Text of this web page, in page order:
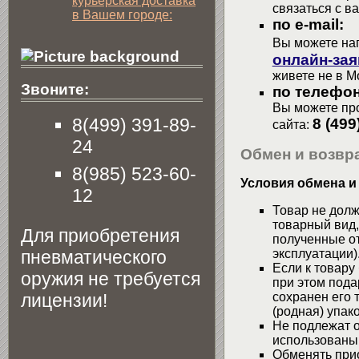
связаться с
по e-mail:
Вы можете
онлайн-
живете не в
по
Вы можете
сайта: 8
Обмен и
Условия обмена и
Товар не
товарный
полученные
Если к
при этом
сохранен его
(родная)
Не подлежат
Обменять
в Вашем городе:
Звоните:
8(499) 391-89-
24
8(985) 523-60-
12
Для приобретения
пневматического
оружия не требуется
лицензии!